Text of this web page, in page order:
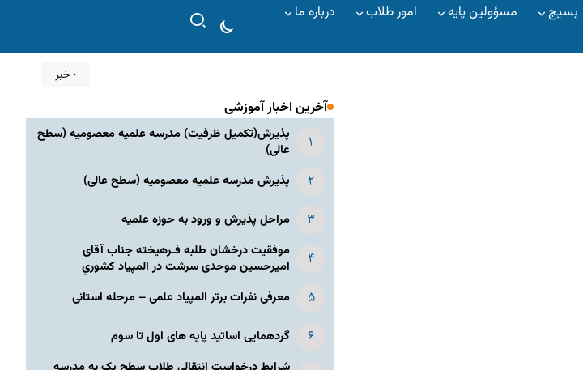
بسیج مسؤولین پایه امور طلاب درباره ما
۰ خبر
آخرین اخبار آموزشی
پذیرش(تکمیل ظرفیت) مدرسه علمیه معصومیه‌ (سطح
عالی)
پذیرش مدرسه علمیه معصومیه‌ (سطح عالی)
مراحل پذیرش و ورود به حوزه علمیه
موفقیت درخشان طلبه فـرهیخته جناب آقای
امیرحسین موحدی سرشت در المپياد كشوري
معرفی نفرات برتر المپیاد علمی – مرحله استانی
گردهمایی اساتید پایه های اول تا سوم